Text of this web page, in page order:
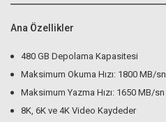
Ana Özellikler
480 GB Depolama Kapasitesi
Maksimum Okuma Hızı: 1800 MB/sn
Maksimum Yazma Hızı: 1650 MB/sn
8K, 6K ve 4K Video Kaydeder